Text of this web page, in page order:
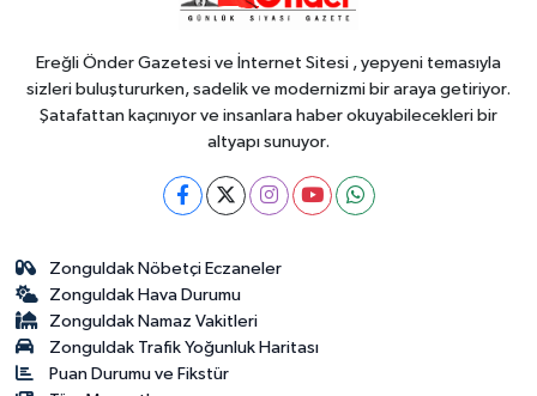
için kura çekimi gerçekleştirildi
Ereğli Önder Gazetesi ve İnternet Sitesi , yepyeni temasıyla
sizleri buluştururken, sadelik ve modernizmi bir araya getiriyor.
Şatafattan kaçınıyor ve insanlara haber okuyabilecekleri bir
altyapı sunuyor.
Zonguldak Nöbetçi Eczaneler
Zonguldak Hava Durumu
Zonguldak Namaz Vakitleri
Zonguldak Trafik Yoğunluk Haritası
Puan Durumu ve Fikstür